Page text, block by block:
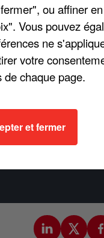
par Grand Corps
Rahim, celui des
et enfin César des
retraçant la vie de
à la fin de son
Si vous souhaitez
ou affiner
Vous pouvez
ne
votre
chaque page.
et fermer